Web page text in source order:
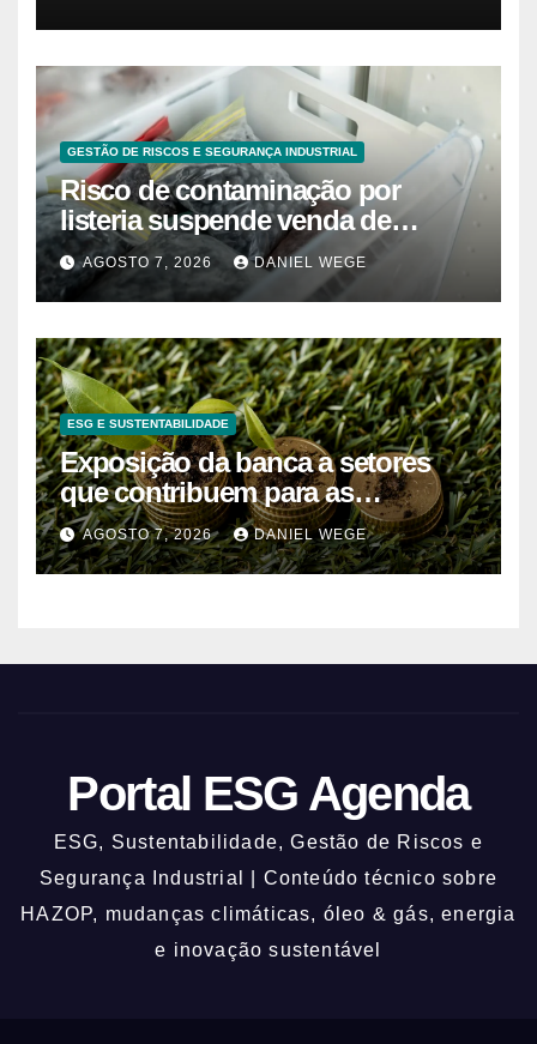
GESTÃO DE RISCOS E SEGURANÇA INDUSTRIAL
Risco de contaminação por
listeria suspende venda de
mirtilos em fábricas da América
do Norte – Mix Vale
AGOSTO 7, 2026 DANIEL WEGE
ESG E SUSTENTABILIDADE
Exposição da banca a setores
que contribuem para as
alterações climáticas mantém-se
nos 62%
AGOSTO 7, 2026 DANIEL WEGE
Portal ESG Agenda
ESG, Sustentabilidade, Gestão de Riscos e
Segurança Industrial | Conteúdo técnico sobre
HAZOP, mudanças climáticas, óleo & gás, energia
e inovação sustentável